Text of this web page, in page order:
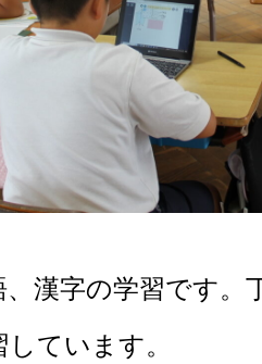
、漢字の学習です。
ています。